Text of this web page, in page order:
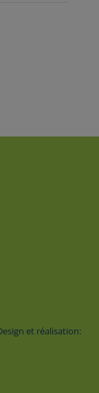
et réalisation: